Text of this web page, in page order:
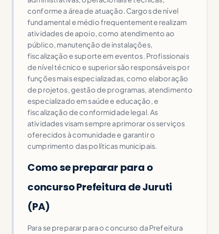
conforme a área de atuação. Cargos de nível
fundamental e médio frequentemente realizam
atividades de apoio, como atendimento ao
público, manutenção de instalações,
fiscalização e suporte em eventos. Profissionais
de nível técnico e superior são responsáveis por
funções mais especializadas, como elaboração
de projetos, gestão de programas, atendimento
especializado em saúde e educação, e
fiscalização de conformidade legal. As
atividades visam sempre aprimorar os serviços
oferecidos à comunidade e garantir o
cumprimento das políticas municipais.
Como se preparar para o
concurso Prefeitura de Juruti
(PA)
Para se preparar para o concurso da Prefeitura